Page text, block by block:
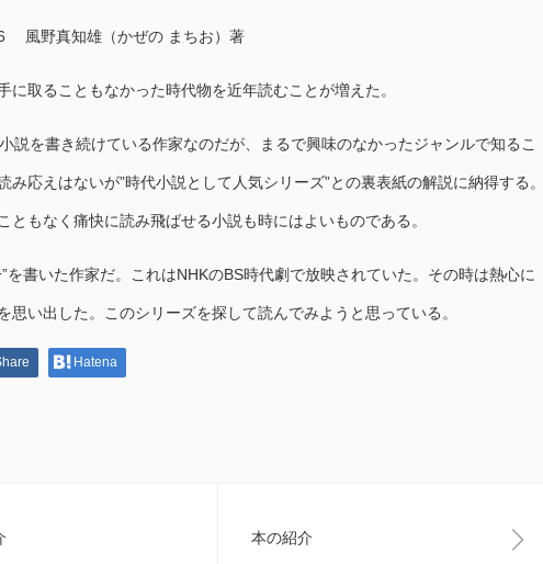
風野真知雄（かぜの まちお）著
取ることもなかった時代物を近年読むことが増えた。
説を書き続けている作家なのだが、まるで興味のなかったジャンルで知るこ
み応えはないが”時代小説として人気シリーズ”との裏表紙の解説に納得する
ともなく痛快に読み飛ばせる小説も時にはよいものである。
を書いた作家だ。これはNHKのBS時代劇で放映されていた。その時は熱心に
思い出した。このシリーズを探して読んでみようと思っている。
Hatena
本の紹介